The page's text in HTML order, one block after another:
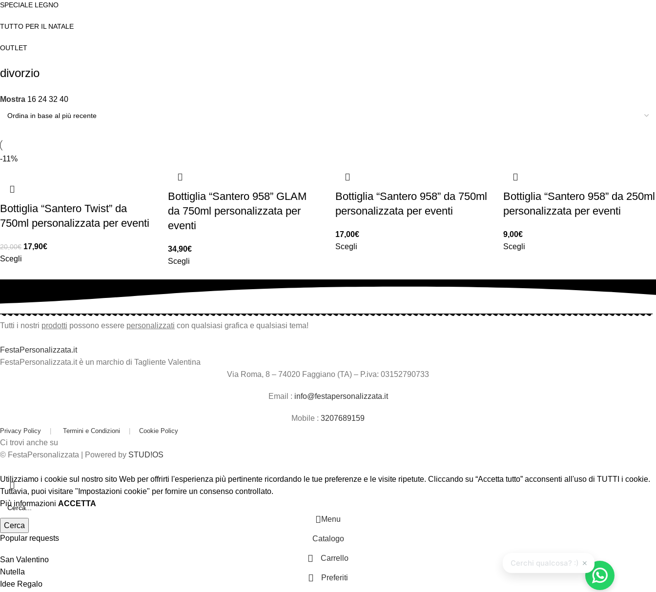
SPECIALE LEGNO
TUTTO PER IL NATALE
OUTLET
divorzio
Mostra 16 24 32 40
-11%
Bottiglia “Santero Twist” da
750ml personalizzata per eventi
20,00€ 17,90€
Scegli
Bottiglia “Santero 958” GLAM
da 750ml personalizzata per
eventi
34,90€
Scegli
Bottiglia “Santero 958” da 750ml
personalizzata per eventi
17,00€
Scegli
Bottiglia “Santero 958” da 250ml
personalizzata per eventi
9,00€
Scegli
Tutti i nostri prodotti possono essere personalizzati con qualsiasi grafica e qualsiasi tema!
FestaPersonalizzata.it
FestaPersonalizzata.it è un marchio di Tagliente Valentina
Via Roma, 8 – 74020 Faggiano (TA) – P.iva: 03152790733
Email : info@festapersonalizzata.it
Mobile : 3207689159
Privacy Policy | Termini e Condizioni | Cookie Policy
Ci trovi anche su
© FestaPersonalizzata | Powered by STUD!OS
Cerca
Popular requests
San Valentino
Nutella
Idee Regalo
Utilizziamo i cookie sul nostro sito Web per offrirti l'esperienza più pertinente ricordando le tue preferenze e le visite ripetute. Cliccando su “Accetta tutto” acconsenti all'uso di TUTTI i cookie.
Tuttavia, puoi visitare "Impostazioni cookie" per fornire un consenso controllato.
Più informazioni ACCETTA
×
Cerchi qualcosa? :)
Menu
Catalogo
Carrello
Preferiti